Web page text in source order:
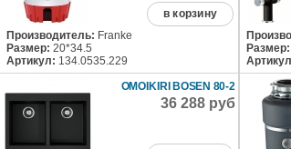
в корзину
Производитель: Franke
Размер: 20*34.5
Артикул: 134.0535.229
Размер:
OMOIKIRI BOSEN 80-2
36 288 руб